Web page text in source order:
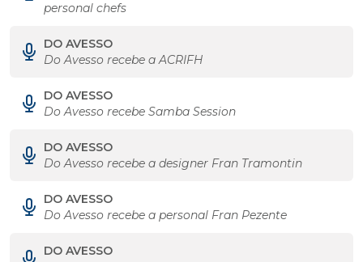
personal chefs
DO AVESSO
Do Avesso recebe a ACRIFH
DO AVESSO
Do Avesso recebe Samba Session
DO AVESSO
Do Avesso recebe a designer Fran Tramontin
DO AVESSO
Do Avesso recebe a personal Fran Pezente
DO AVESSO